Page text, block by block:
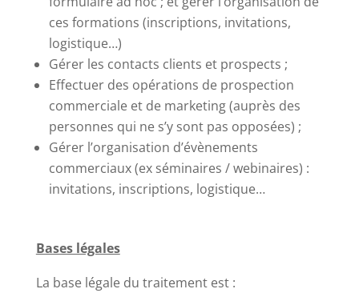
ces formations (inscriptions, invitations,
logistique…)
Gérer les contacts clients et prospects ;
Effectuer des opérations de prospection
commerciale et de marketing (auprès des
personnes qui ne s’y sont pas opposées) ;
Gérer l’organisation d’évènements
commerciaux (ex séminaires / webinaires) :
invitations, inscriptions, logistique…
Bases légales
La base légale du traitement est :